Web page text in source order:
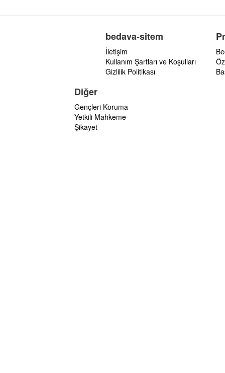
bedava-sitem
İletişim
Kullanım Şartları ve Koşulları
Gizlilik Politikası
Diğer
Gençleri Koruma
Yetkili Mahkeme
Şikayet